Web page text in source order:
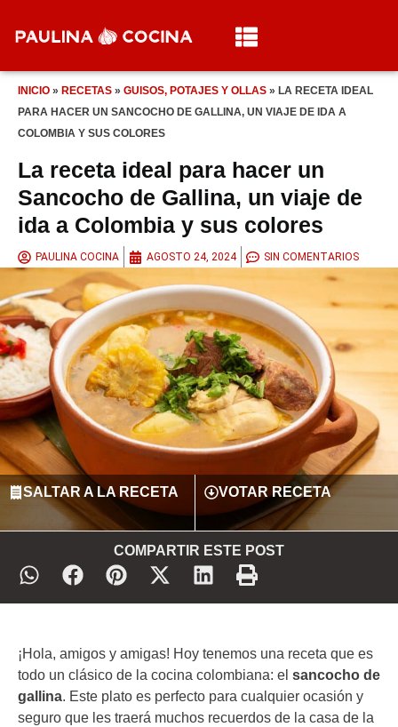
INICIO » RECETAS » GUISOS, POTAJES Y OLLAS » LA RECETA IDEAL
PARA HACER UN SANCOCHO DE GALLINA, UN VIAJE DE IDA A
COLOMBIA Y SUS COLORES
La receta ideal para hacer un
Sancocho de Gallina, un viaje de
ida a Colombia y sus colores
PAULINA COCINA AGOSTO 24, 2024 SIN COMENTARIOS
SALTAR A LA RECETA VOTAR RECETA
COMPARTIR ESTE POST
¡Hola, amigos y amigas! Hoy tenemos una receta que es
todo un clásico de la cocina colombiana: el sancocho de
gallina. Este plato es perfecto para cualquier ocasión y
seguro que les traerá muchos recuerdos de la casa de la